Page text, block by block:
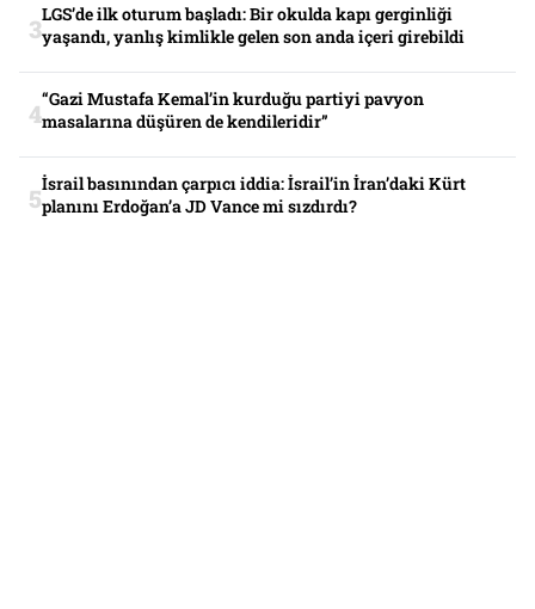
LGS’de ilk oturum başladı: Bir okulda kapı gerginliği
yaşandı, yanlış kimlikle gelen son anda içeri girebildi
“Gazi Mustafa Kemal’in kurduğu partiyi pavyon
masalarına düşüren de kendileridir”
İsrail basınından çarpıcı iddia: İsrail’in İran’daki Kürt
planını Erdoğan’a JD Vance mi sızdırdı?